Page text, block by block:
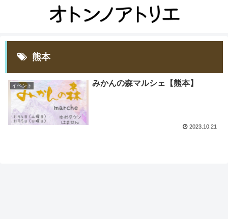
熊本
イベント みかんの森マルシェ【熊本】
2023.10.21